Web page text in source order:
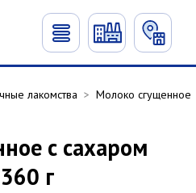
лакомства > Молоко сгущенное
с сахаром
г